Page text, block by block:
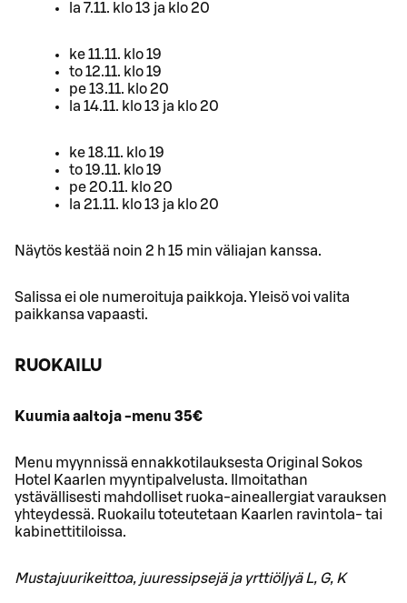
la 7.11. klo 13 ja klo 20
ke 11.11. klo 19
to 12.11. klo 19
pe 13.11. klo 20
la 14.11. klo 13 ja klo 20
ke 18.11. klo 19
to 19.11. klo 19
pe 20.11. klo 20
la 21.11. klo 13 ja klo 20
Näytös kestää noin 2 h 15 min väliajan kanssa.
Salissa ei ole numeroituja paikkoja. Yleisö voi valita
paikkansa vapaasti.
RUOKAILU
Kuumia aaltoja -menu 35€
Menu myynnissä ennakkotilauksesta Original Sokos
Hotel Kaarlen myyntipalvelusta. Ilmoitathan
ystävällisesti mahdolliset ruoka-aineallergiat varauksen
yhteydessä. Ruokailu toteutetaan Kaarlen ravintola- tai
kabinettitiloissa.
Mustajuurikeittoa, juuressipsejä ja yrttiöljyä L, G, K